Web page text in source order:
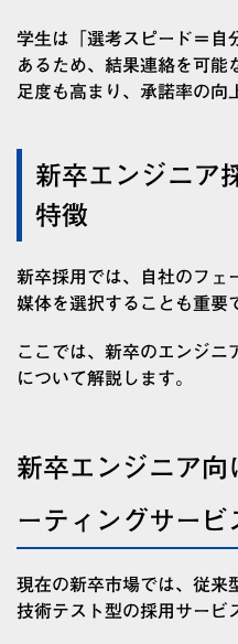
学生は「選考スピード＝自
あるため、結果連絡を可能
足度も高まり、承諾率の向
新卒エンジニア
特徴
新卒採用では、自社のフェ
媒体を選択することも重要
ここでは、新卒のエンジニ
について解説します。
新卒エンジニア向
ーティングサービ
現在の新卒市場では、従来
技術テスト型の採用サービ